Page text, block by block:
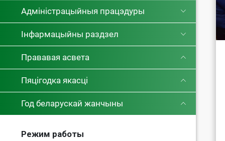
Адміністрацыйныя працэдуры
Інфармацыйны раздзел
Прававая асвета
Пяцігодка якасці
Год беларускай жанчыны
Режим работы